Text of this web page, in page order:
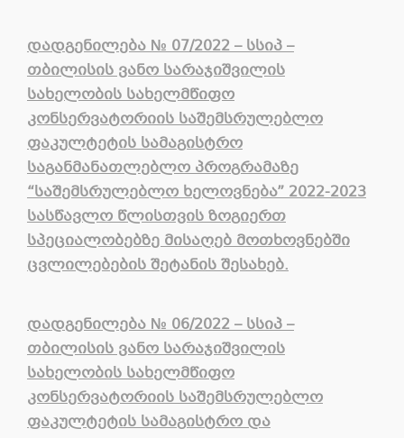
დადგენილება №07/2022– სსიპ –
თბილისის ვანო სარაჯიშვილის
სახელობის სახელმწიფო
კონსერვატორიის საშემსრულებლო
ფაკულტეტის სამაგისტრო
საგანმანათლებლო პროგრამაზე
“საშემსრულებლო ხელოვნება” 2022-2023
სასწავლო წლისთვის ზოგიერთ
სპეციალობებზე მისაღებ მოთხოვნებში
ცვლილებების შეტანის შესახებ.
დადგენილება № 06/2022 – სსიპ –
თბილისის ვანო სარაჯიშვილის
სახელობის სახელმწიფო
კონსერვატორიის საშემსრულებლო
ფაკულტეტის სამაგისტრო და